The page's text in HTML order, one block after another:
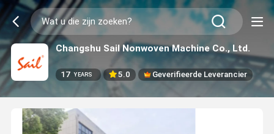
Changshu Sail Nonwoven Machine Co., Ltd.
17 YEARS 5.0 Geverifieerde Leverancier